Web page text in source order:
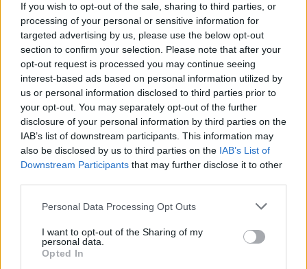
If you wish to opt-out of the sale, sharing to third parties, or
processing of your personal or sensitive information for
targeted advertising by us, please use the below opt-out
section to confirm your selection. Please note that after your
opt-out request is processed you may continue seeing
interest-based ads based on personal information utilized by
us or personal information disclosed to third parties prior to
your opt-out. You may separately opt-out of the further
disclosure of your personal information by third parties on the
IAB’s list of downstream participants. This information may
also be disclosed by us to third parties on the IAB’s List of
Downstream Participants that may further disclose it to other
Please note that this website/app uses one or more Google
not limited to your visit or usage behaviour. You may click to
grant or deny consent to Google and its third-party tags to
use your data for below specified purposes in below Google
Personal Data Processing Opt Outs
I want to opt-out of the Sharing of my
personal data.
Opted In
„Gondold át, mit akarsz csinálni, és mindig e felé
haladj – valami olyasmi felé, amiben el tudsz mélyülni
és átadni magadat neki.”
A kutatások azt mutatják, hogy a célok és az azok
elérésére vonatkozó konkrét tervek – vagy
egyszerűen csak a lejegyzésük – nemcsakpozitív
hatással vannaka jólétére, de segíthetnek
átvészelni a nehéz időszakokat is. Különböző
nemcsak nagyobb boldogságot és elégedettséget
eredményez, hanem jobb fizikai egészséget is,